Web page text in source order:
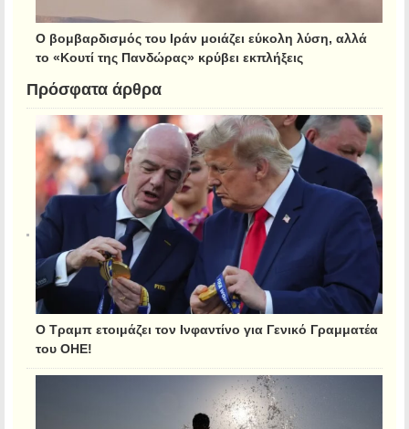
Ο βομβαρδισμός του Ιράν μοιάζει εύκολη λύση, αλλά
το «Κουτί της Πανδώρας» κρύβει εκπλήξεις
Πρόσφατα άρθρα
Ο Τραμπ ετοιμάζει τον Ινφαντίνο για Γενικό Γραμματέα
του ΟΗΕ!